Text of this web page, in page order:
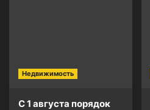
Недвижимость
С 1 августа порядок